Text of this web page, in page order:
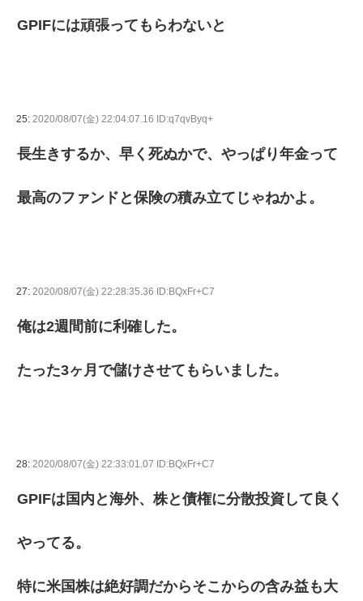
GPIFには頑張ってもらわないと
25: 2020/08/07(金) 22:04:07.16 ID:q7qvByq+
長生きするか、早く死ぬかで、やっぱり年金って
最高のファンドと保険の積み立てじゃねかよ。
27: 2020/08/07(金) 22:28:35.36 ID:BQxFr+C7
俺は2週間前に利確した。
たった3ヶ月で儲けさせてもらいました。
28: 2020/08/07(金) 22:33:01.07 ID:BQxFr+C7
GPIFは国内と海外、株と債権に分散投資して良く
やってる。
特に米国株は絶好調だからそこからの含み益も大